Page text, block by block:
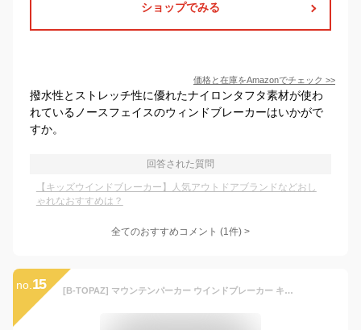
ショップでみる
価格と在庫をAmazonでチェック >>
撥水性とストレッチ性に優れたナイロンタフタ素材が使わ
れているノースフェイスのウィンドブレーカーはいかがで
すか。
回答された質問
【キッズウインドブレーカー】人気アウトドアブランドなどおし
ゃれなおすすめは？
全てのおすすめコメント (1件) >
no. 15 [B-TOPAZ] マウンテンパーカー ウインドブレーカー キッズ 女の子 防寒 防水 薄手 軽量 子供服 ジュニア 小学生 アウター フード付き (150, ピンク)